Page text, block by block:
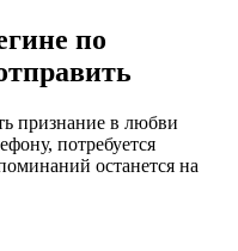
по
признание в любви
потребуется
останется на